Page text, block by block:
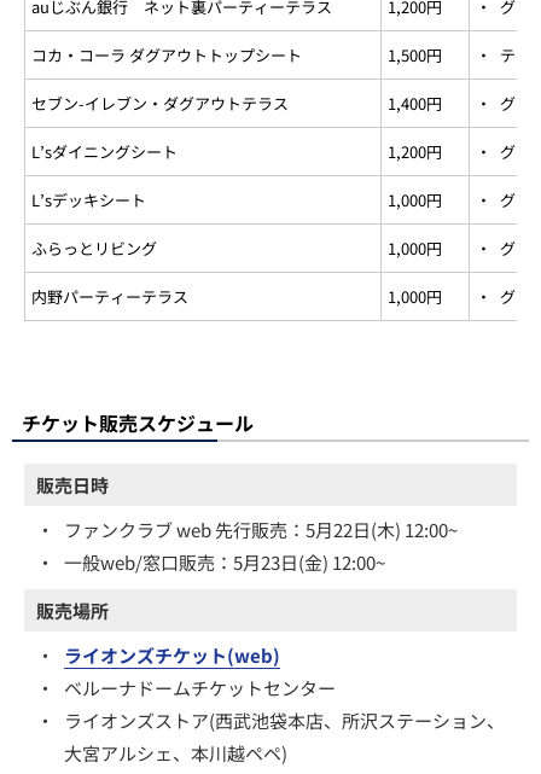
auじぶん銀行 ネット裏パーティーテラス 1,200円 ・ グル
コカ・コーラ ダグアウトトップシート 1,500円 ・ テー
セブン-イレブン・ダグアウトテラス 1,400円 ・ グル
L’sダイニングシート 1,200円 ・ グル
L’sデッキシート 1,000円 ・ グル
ふらっとリビング 1,000円 ・ グル
内野パーティーテラス 1,000円 ・ グル
チケット販売スケジュール
販売日時
・
ファンクラブ web 先行販売：5月22日(木) 12:00~
・
一般web/窓口販売：5月23日(金) 12:00~
販売場所
・
ライオンズチケット(web)
・
ベルーナドームチケットセンター
・
ライオンズストア(西武池袋本店、所沢ステーション、
大宮アルシェ、本川越ペペ)